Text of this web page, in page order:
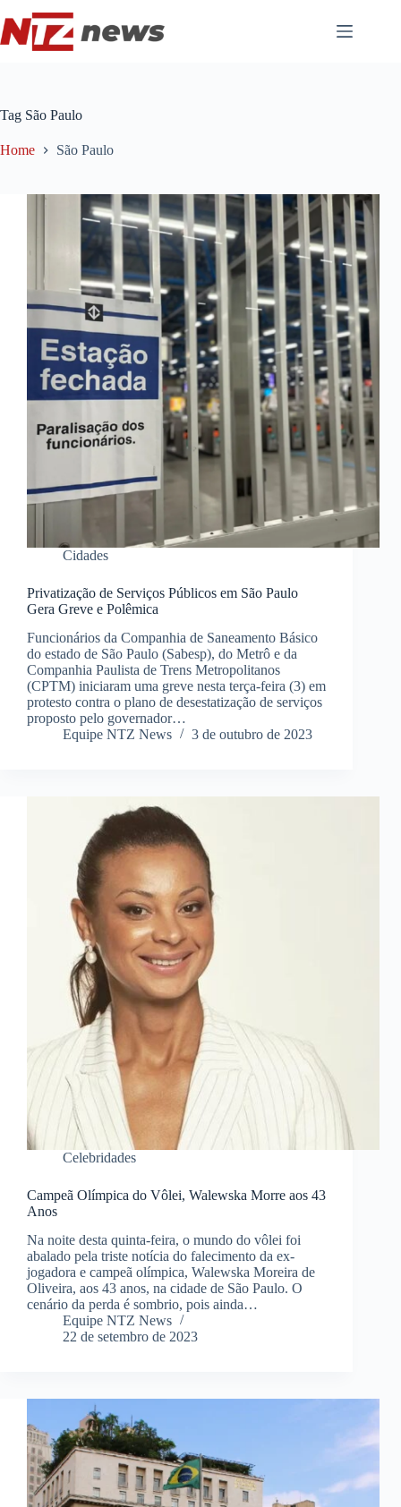
para
o
conteúdo
Tag São Paulo
Home São Paulo
Cidades
Privatização de Serviços Públicos em São Paulo
Gera Greve e Polêmica
Funcionários da Companhia de Saneamento Básico
do estado de São Paulo (Sabesp), do Metrô e da
Companhia Paulista de Trens Metropolitanos
(CPTM) iniciaram uma greve nesta terça-feira (3) em
protesto contra o plano de desestatização de serviços
proposto pelo governador…
Equipe NTZ News
3 de outubro de 2023
Celebridades
Campeã Olímpica do Vôlei, Walewska Morre aos 43
Anos
Na noite desta quinta-feira, o mundo do vôlei foi
abalado pela triste notícia do falecimento da ex-
jogadora e campeã olímpica, Walewska Moreira de
Oliveira, aos 43 anos, na cidade de São Paulo. O
cenário da perda é sombrio, pois ainda…
Equipe NTZ News
22 de setembro de 2023